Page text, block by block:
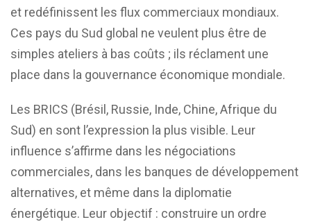
et redéfinissent les flux commerciaux mondiaux.
Ces pays du Sud global ne veulent plus être de
simples ateliers à bas coûts ; ils réclament une
place dans la gouvernance économique mondiale.
Les BRICS (Brésil, Russie, Inde, Chine, Afrique du
Sud) en sont l’expression la plus visible. Leur
influence s’affirme dans les négociations
commerciales, dans les banques de développement
alternatives, et même dans la diplomatie
énergétique. Leur objectif : construire un ordre